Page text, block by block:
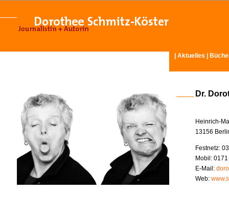
Aktuelles
Dr.
Heinrich-
13156
Festnetz:
Mobil:
E-Mail:
Web: